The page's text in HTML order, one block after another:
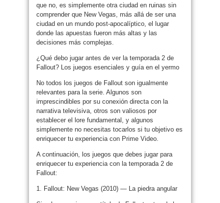
que no, es simplemente otra ciudad en ruinas sin
comprender que New Vegas, más allá de ser una
ciudad en un mundo post-apocalíptico, el lugar
donde las apuestas fueron más altas y las
decisiones más complejas.
¿Qué debo jugar antes de ver la temporada 2 de
Fallout? Los juegos esenciales y guía en el yermo
No todos los juegos de Fallout son igualmente
relevantes para la serie. Algunos son
imprescindibles por su conexión directa con la
narrativa televisiva, otros son valiosos por
establecer el lore fundamental, y algunos
simplemente no necesitas tocarlos si tu objetivo es
enriquecer tu experiencia con Prime Video.
A continuación, los juegos que debes jugar para
enriquecer tu experiencia con la temporada 2 de
Fallout:
1. Fallout: New Vegas (2010) — La piedra angular